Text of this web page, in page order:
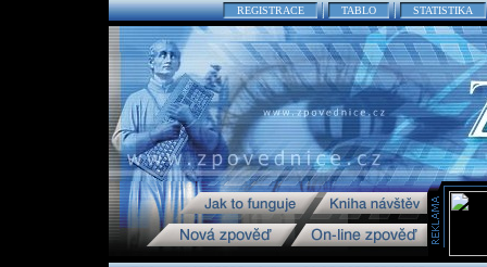
REGISTRACE TABLO STATISTIKA